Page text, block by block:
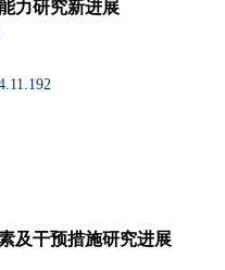
力研究新进展
及干预措施研究进展